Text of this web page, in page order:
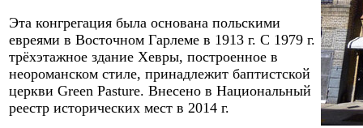
Эта конгрегация была основана польскими
евреями в Восточном Гарлеме в 1913 г. С 1979 г.
трёхэтажное здание Хевры, построенное в
неороманском стиле, принадлежит баптистской
церкви Green Pasture. Внесено в Национальный
реестр исторических мест в 2014 г.